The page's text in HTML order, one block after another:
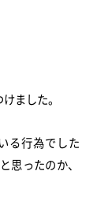
ました。
る行為でした
思ったのか、